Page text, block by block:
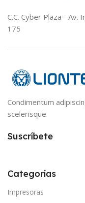
C.C. Cyber Plaza - Av.
175
Condimentum
scelerisque.
Suscríbete
Categorías
Impresoras